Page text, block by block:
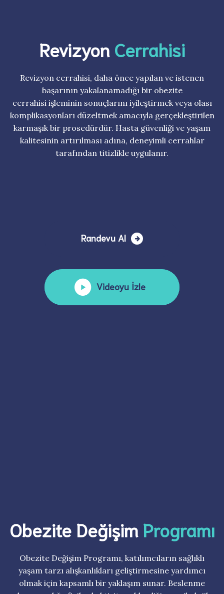
Revizyon Cerrahisi
Revizyon cerrahisi, daha önce yapılan ve istenen
başarının yakalanamadığı bir obezite
cerrahisi işleminin sonuçlarını iyileştirmek veya olası
komplikasyonları düzeltmek amacıyla gerçekleştirilen
karmaşık bir prosedürdür. Hasta güvenliği ve yaşam
kalitesinin artırılması adına, deneyimli cerrahlar
tarafından titizlikle uygulanır.
Randevu Al
Videoyu İzle
Obezite Değişim Programı
Obezite Değişim Programı, katılımcıların sağlıklı
yaşam tarzı alışkanlıkları geliştirmesine yardımcı
olmak için kapsamlı bir yaklaşım sunar. Beslenme